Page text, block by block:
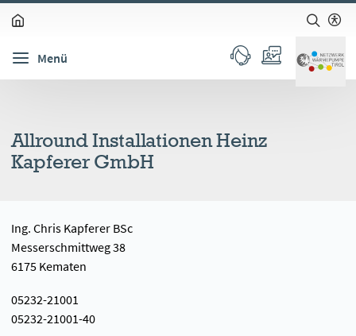
zum Inhalt springen (Alt + 0)
zur Navigation springen (Alt + 1)
zur Suche springen (Alt + 2)
Hochkontrastmodus ein-/ausschalten (Alt + 3)
Barrierefreiheits-Widget öffnen (Alt + 5)
Menü
Allround Installationen Heinz
Kapferer GmbH
Ing. Chris Kapferer BSc
Messerschmittweg 38
6175 Kematen
05232-21001
05232-21001-40